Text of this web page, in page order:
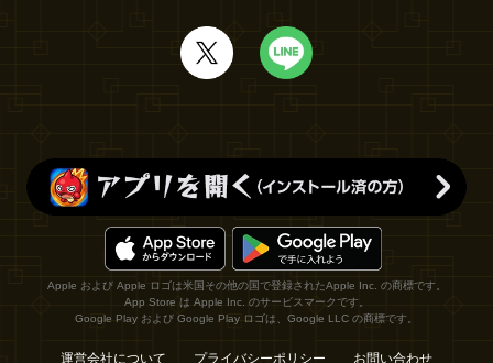
Apple および Apple ロゴは米国その他の国で登録されたApple Inc. の商標です。
App Store は Apple Inc. のサービスマークです。
Google Play および Google Play ロゴは、Google LLC の商標です。
運営会社について プライバシーポリシー お問い合わせ